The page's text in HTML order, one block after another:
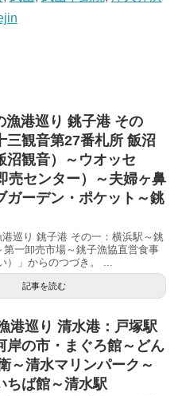
漁港巡り 銚子港 その
三観音第27番札所 飯沼
沼観音）～ウオッセ
売センター）～夫婦ヶ鼻
ガーデン・ポケット～銚
港巡り 銚子港 その一：横浜駅～銚
第一卸売市場～銚子漁協直営食事
）」からのつづき。 ...
記事を読む
港巡り 清水港：戸塚駅
岸の市・まぐろ館～どん
～清水マリンパーク～
ちば館～清水駅